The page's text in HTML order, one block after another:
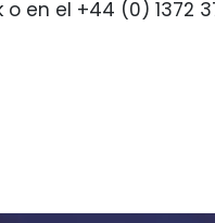
en el +44 (0) 1372